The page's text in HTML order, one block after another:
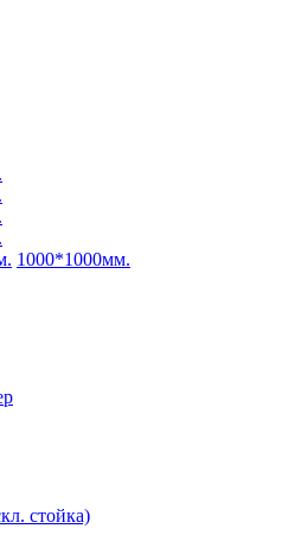
1000*1000мм.
стойка)